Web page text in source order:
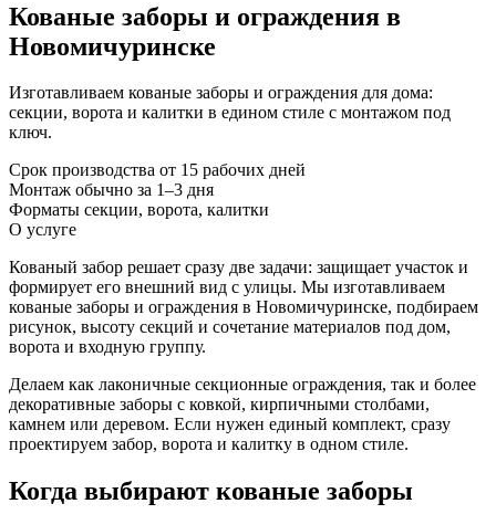
Кованые заборы и ограждения в
Новомичуринске
Изготавливаем кованые заборы и ограждения для дома:
секции, ворота и калитки в едином стиле с монтажом под
ключ.
Срок производства от 15 рабочих дней
Монтаж обычно за 1–3 дня
Форматы секции, ворота, калитки
О услуге
Кованый забор решает сразу две задачи: защищает участок и
формирует его внешний вид с улицы. Мы изготавливаем
кованые заборы и ограждения в Новомичуринске, подбираем
рисунок, высоту секций и сочетание материалов под дом,
ворота и входную группу.
Делаем как лаконичные секционные ограждения, так и более
декоративные заборы с ковкой, кирпичными столбами,
камнем или деревом. Если нужен единый комплект, сразу
проектируем забор, ворота и калитку в одном стиле.
Когда выбирают кованые заборы